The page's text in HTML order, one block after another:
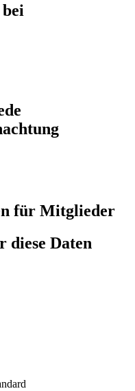
für Mitglieder
diese Daten